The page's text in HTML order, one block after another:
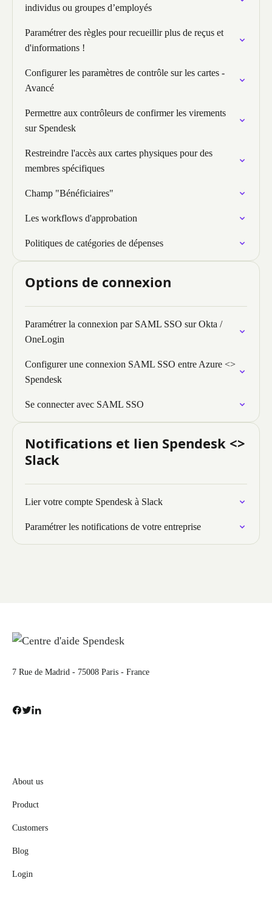
individus ou groupes d’employés
Paramétrer des règles pour recueillir plus de reçus et
d'informations !
Configurer les paramètres de contrôle sur les cartes -
Avancé
Permettre aux contrôleurs de confirmer les virements
sur Spendesk
Restreindre l'accès aux cartes physiques pour des
membres spécifiques
Champ "Bénéficiaires"
Les workflows d'approbation
Politiques de catégories de dépenses
Options de connexion
Paramétrer la connexion par SAML SSO sur Okta /
OneLogin
Configurer une connexion SAML SSO entre Azure <>
Spendesk
Se connecter avec SAML SSO
Notifications et lien Spendesk <>
Slack
Lier votre compte Spendesk à Slack
Paramétrer les notifications de votre entreprise
7 Rue de Madrid - 75008 Paris - France
About us
Product
Customers
Blog
Login